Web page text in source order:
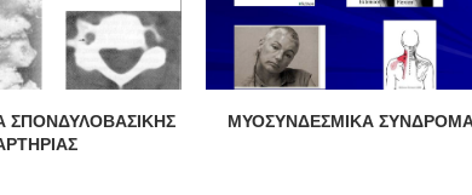
ΣΠΟΝΔΥΛΟΒΑΣΙΚΗΣ
ΜΥΟΣΥΝΔΕΣΜΙΚΑ